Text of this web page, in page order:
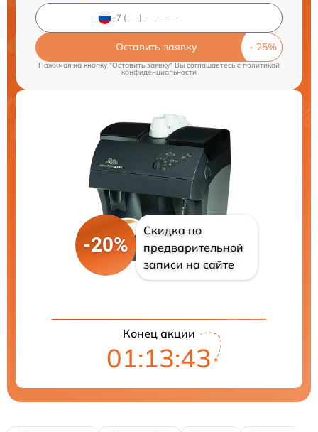
Оставить заявку
Нажимая на кнопку "Оставить заявку" Вы соглашаетесь cполитикой
конфиденциальности
-20%
Скидка по
предварительной
записи на сайте
Конец акции
01:13:42